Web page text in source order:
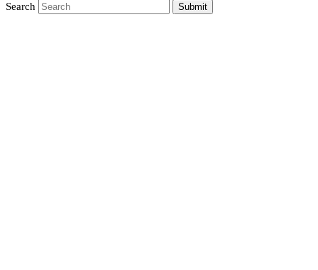
Search
Submit